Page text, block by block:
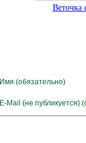
Веточка
Имя (обязательно)
E-Mail (не публикуется)